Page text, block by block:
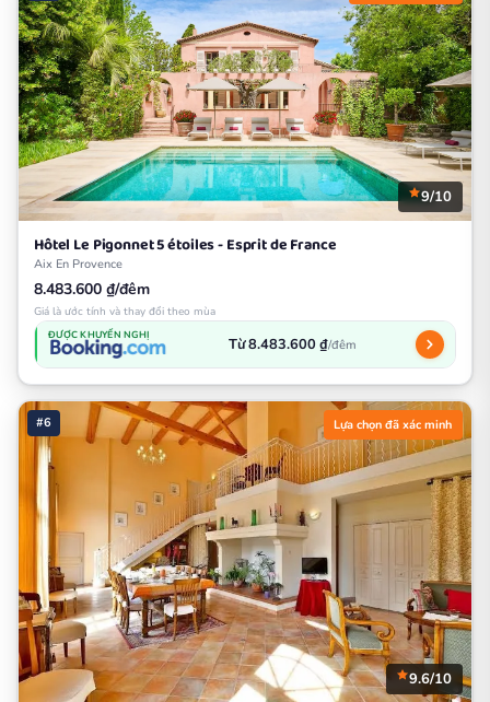
9/10
Hôtel Le Pigonnet 5 étoiles - Esprit de France
Aix En Provence
8.483.600 ₫/đêm
Giá là ước tính và thay đổi theo mùa
ĐƯỢC KHUYẾN NGHỊ Từ 8.483.600 ₫/đêm
#6 Lựa chọn đã xác minh
9.6/10